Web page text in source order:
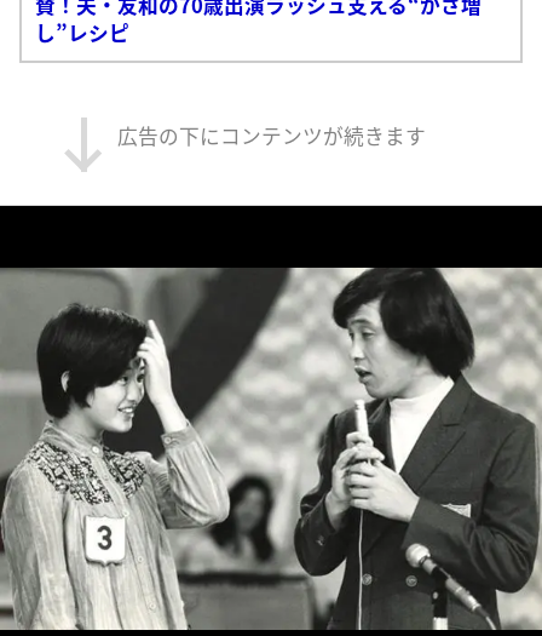
し”レシピ
広告の下にコンテンツが続きます